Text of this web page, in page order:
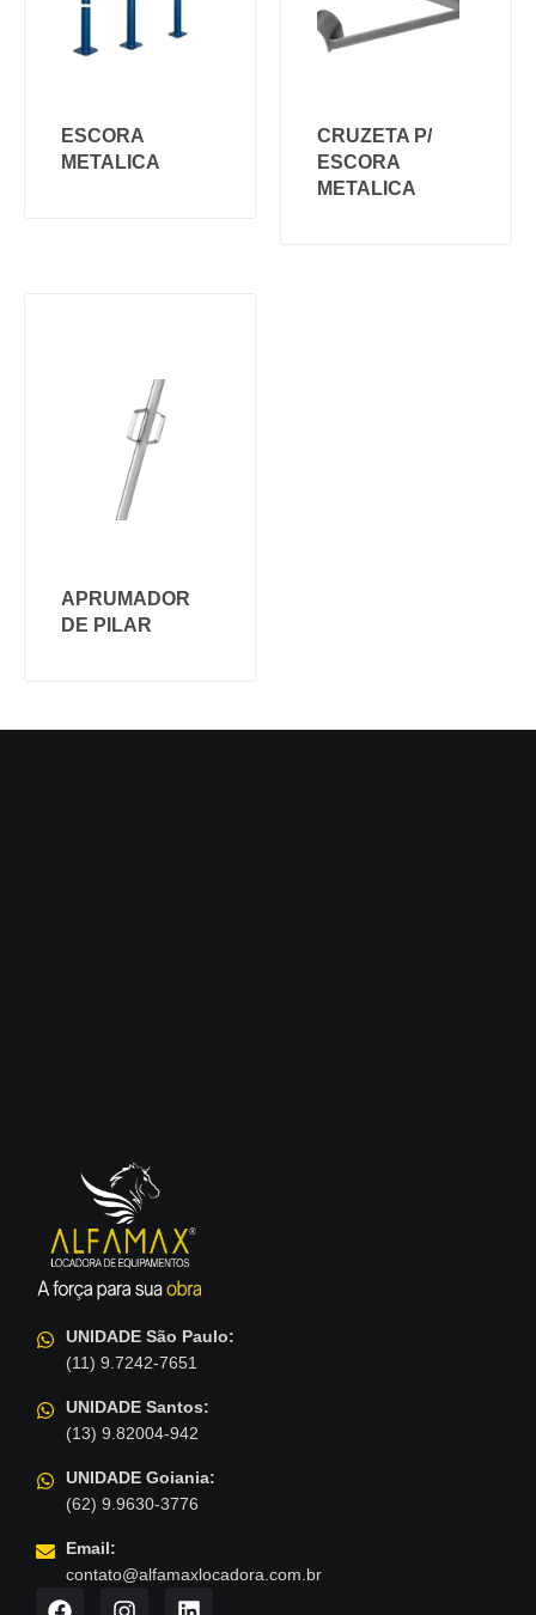
ESCORA
METALICA
CRUZETA P/
ESCORA
METALICA
APRUMADOR
DE PILAR
UNIDADE São Paulo:
(11) 9.7242-7651
UNIDADE Santos:
(13) 9.82004-942
UNIDADE Goiania:
(62) 9.9630-3776
Email:
contato@alfamaxlocadora.com.br